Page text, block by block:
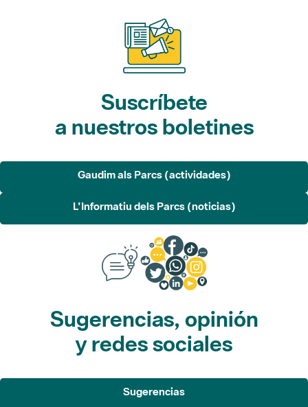
Suscríbete
a nuestros boletines
Gaudim als Parcs (actividades)
L'Informatiu dels Parcs (noticias)
Sugerencias, opinión
y redes sociales
Sugerencias